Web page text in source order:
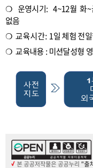
❍ 운영시기: 4~12월 화~
없음
❍ 교육시간: 1일 체험 전
❍ 교육내용 :미션달성형
본 공공저작물은 공공누리 "출